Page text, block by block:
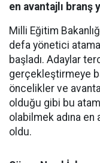
en avantajlı branş
​Milli Eğitim
defa yönetici
başladı. Adaylar
gerçekleştirmeye
öncelikler ve
olduğu gibi bu
olabilmek adına en
oldu.